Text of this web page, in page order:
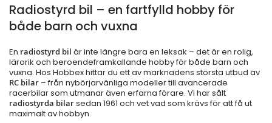
Radiostyrd bil – en fartfylld hobby för
både barn och vuxna
En radiostyrd bil är inte längre bara en leksak – det är en rolig,
lärorik och beroendeframkallande hobby för både barn och
vuxna. Hos Hobbex hittar du ett av marknadens största utbud av
RC bilar – från nybörjarvänliga modeller till avancerade
racerbilar som utmanar även erfarna förare. Vi har sålt
radiostyrda bilarsedan 1961 och vet vad som krävs för att få ut
maximalt av hobbyn.